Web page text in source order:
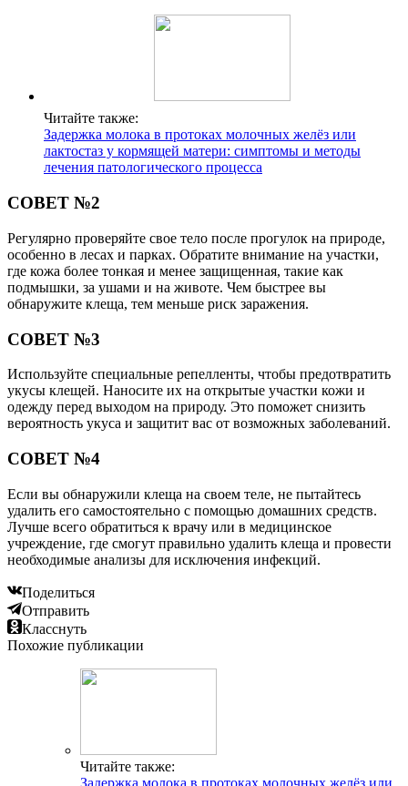
Читайте также:
Задержка молока в протоках молочных желёз или
лактостаз у кормящей матери: симптомы и методы
лечения патологического процесса
СОВЕТ №2
Регулярно проверяйте свое тело после прогулок на природе,
особенно в лесах и парках. Обратите внимание на участки,
где кожа более тонкая и менее защищенная, такие как
подмышки, за ушами и на животе. Чем быстрее вы
обнаружите клеща, тем меньше риск заражения.
СОВЕТ №3
Используйте специальные репелленты, чтобы предотвратить
укусы клещей. Наносите их на открытые участки кожи и
одежду перед выходом на природу. Это поможет снизить
вероятность укуса и защитит вас от возможных заболеваний.
СОВЕТ №4
Если вы обнаружили клеща на своем теле, не пытайтесь
удалить его самостоятельно с помощью домашних средств.
Лучше всего обратиться к врачу или в медицинское
учреждение, где смогут правильно удалить клеща и провести
необходимые анализы для исключения инфекций.
Поделиться
Отправить
Класснуть
Похожие публикации
Читайте также:
Задержка молока в протоках молочных желёз или